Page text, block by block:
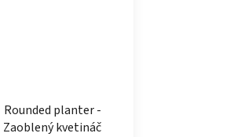
Rounded planter -
Zaoblený kvetináč